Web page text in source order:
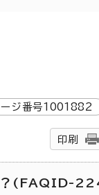
ジ番号1001882
印刷
か？(FAQID-